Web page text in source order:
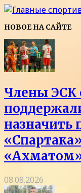
НОВОЕ НА САЙТЕ
Члены ЭСК
назначить
08.08.2026